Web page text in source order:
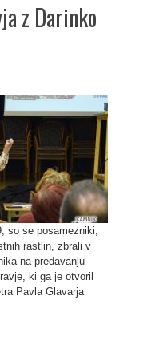
z Darinko
so se posamezniki,
rastlin, zbrali v
na predavanju
ki ga je otvoril
Pavla Glavarja